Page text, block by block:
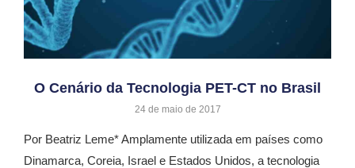
O Cenário da Tecnologia PET-CT no Brasil
24 de maio de 2017
Por Beatriz Leme* Amplamente utilizada em países como
Dinamarca, Coreia, Israel e Estados Unidos, a tecnologia